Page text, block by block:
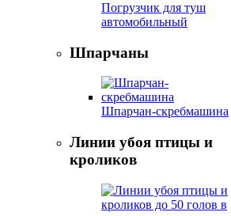
Погрузчик для туш
автомобильный
Шпарчаны
Шпарчан-скребмашина
Линии убоя птицы и
кроликов